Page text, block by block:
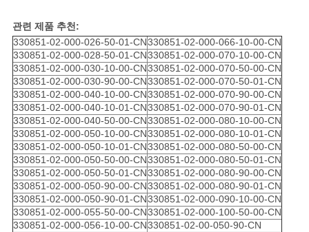
시
오
사
이
트
맵
관련 제품 추천:
330851-02-000-026-50-01-CN330851-02-000-066-10-00-CN
330851-02-000-028-50-01-CN330851-02-000-070-10-00-CN
330851-02-000-030-10-00-CN330851-02-000-070-50-00-CN
330851-02-000-030-90-00-CN330851-02-000-070-50-01-CN
330851-02-000-040-10-00-CN330851-02-000-070-90-00-CN
330851-02-000-040-10-01-CN330851-02-000-070-90-01-CN
330851-02-000-040-50-00-CN330851-02-000-080-10-00-CN
330851-02-000-050-10-00-CN330851-02-000-080-10-01-CN
330851-02-000-050-10-01-CN330851-02-000-080-50-00-CN
330851-02-000-050-50-00-CN330851-02-000-080-50-01-CN
330851-02-000-050-50-01-CN330851-02-000-080-90-00-CN
330851-02-000-050-90-00-CN330851-02-000-080-90-01-CN
330851-02-000-050-90-01-CN330851-02-000-090-10-00-CN
330851-02-000-055-50-00-CN330851-02-000-100-50-00-CN
330851-02-000-056-10-00-CN330851-02-00-050-90-CN